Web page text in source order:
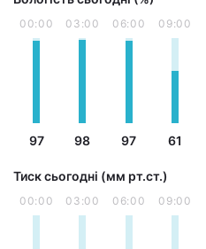
00:00
97
03:00
98
06:00
97
09:00
61
Тиск сьогодні (мм рт.ст.)
00:00 03:00 06:00 09:00